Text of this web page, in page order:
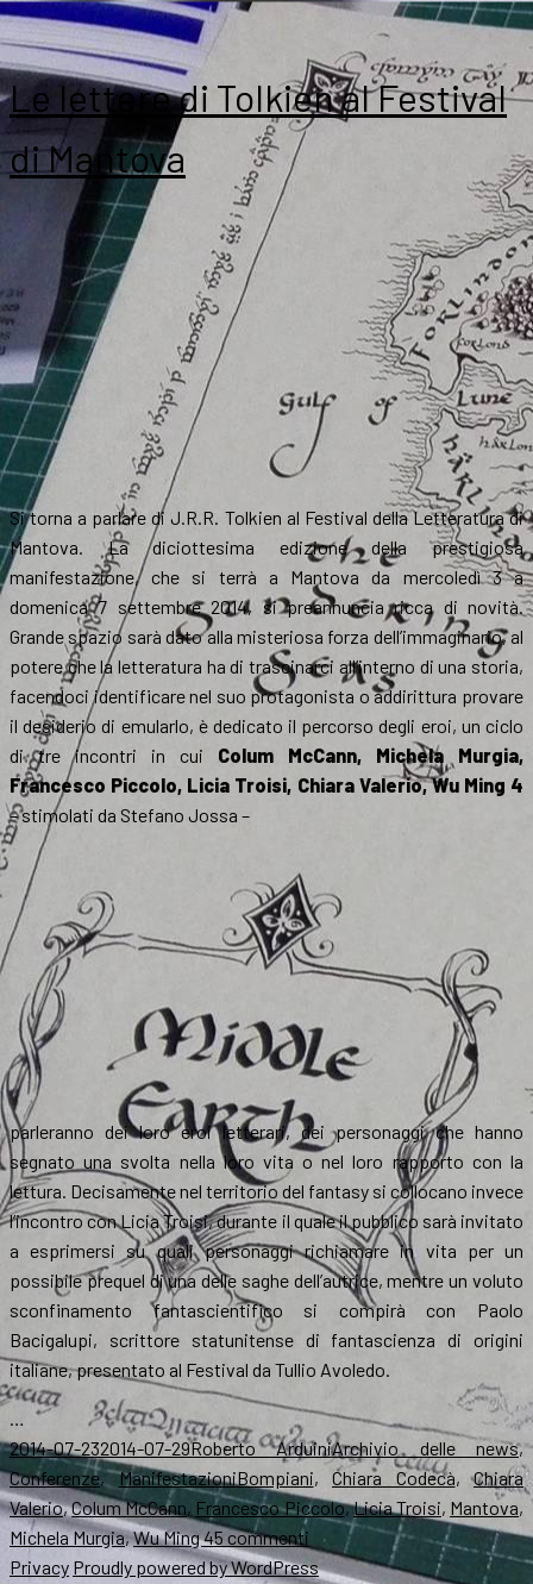
Le lettere di Tolkien al Festival
di Mantova
Si torna a parlare di J.R.R. Tolkien al Festival della Letteratura di
Mantova. La diciottesima edizione della prestigiosa
manifestazione, che si terrà a Mantova da mercoledì 3 a
domenica 7 settembre 2014, si preannuncia ricca di novità.
Grande spazio sarà dato alla misteriosa forza dell’immaginario, al
potere che la letteratura ha di trascinarci all’interno di una storia,
facendoci identificare nel suo protagonista o addirittura provare
il desiderio di emularlo, è dedicato il percorso degli eroi, un ciclo
di tre incontri in cui Colum McCann, Michela Murgia,
Francesco Piccolo, Licia Troisi, Chiara Valerio, Wu Ming 4
– stimolati da Stefano Jossa –
parleranno dei loro eroi letterari, dei personaggi che hanno
segnato una svolta nella loro vita o nel loro rapporto con la
lettura. Decisamente nel territorio del fantasy si collocano invece
l’incontro con Licia Troisi, durante il quale il pubblico sarà invitato
a esprimersi su quali personaggi richiamare in vita per un
possibile prequel di una delle saghe dell’autrice, mentre un voluto
sconfinamento fantascientifico si compirà con Paolo
Bacigalupi, scrittore statunitense di fantascienza di origini
italiane, presentato al Festival da Tullio Avoledo.
…
Scritto
il
2014-07-232014-07-29Autore
Roberto ArduiniCategorie
Archivio delle news,
Conferenze,ManifestazioniTag
Bompiani, Chiara Codecà,Chiara
Valerio,Colum McCann, Francesco Piccolo,Licia Troisi, Mantova,
Michela Murgia,Wu Ming 45 commenti su
Le
Privacy Proudly powered by WordPress